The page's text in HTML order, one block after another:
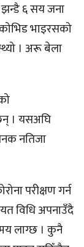
६ सय जना
भाइरसको
। अरू बेला
। यसअघि
नतिजा
परीक्षण गर्न
विधि अपनाउँदै
लाग्छ । कुनै